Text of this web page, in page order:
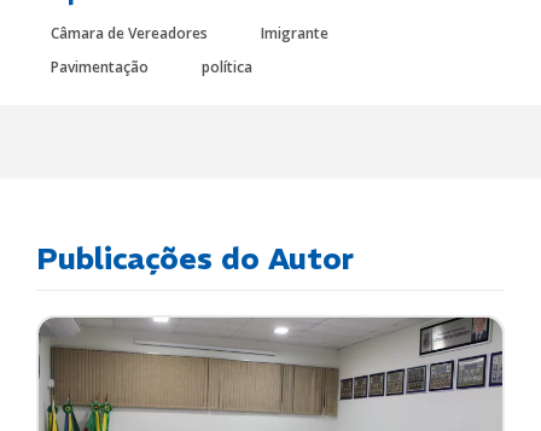
Câmara de Vereadores
Imigrante
Pavimentação
política
Publicações do Autor